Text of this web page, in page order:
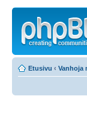
Etusivu ‹ Vanhoja